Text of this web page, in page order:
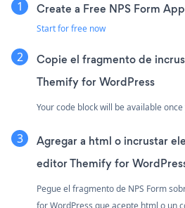
Create a Free NPS Form App
Start for free now
Copie el fragmento de
Themify for WordPress
Your code block will be available
Agregar a html o incrustar
editor Themify for
Pegue el fragmento de NPS Form
for WordPress que acepte html o un